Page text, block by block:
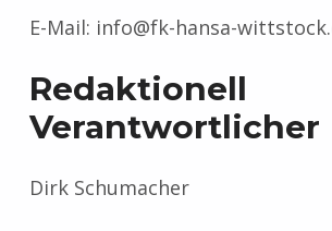
E-Mail: info@fk-hansa-
Redaktionell
Verantwortlicher
Dirk Schumacher